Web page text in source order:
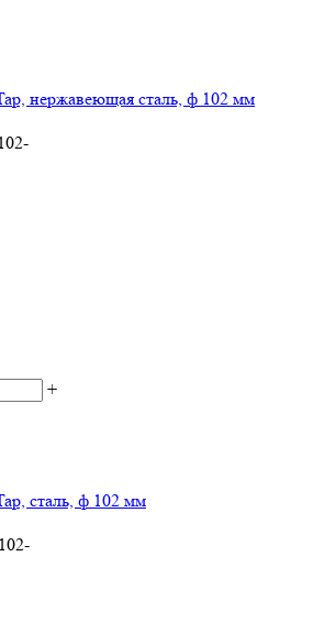
нержавеющая сталь, ф 102 мм
+
сталь, ф 102 мм